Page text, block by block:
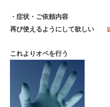
・症状・ご依頼内容
再び使えるようにして欲しい
これよりオペを行う